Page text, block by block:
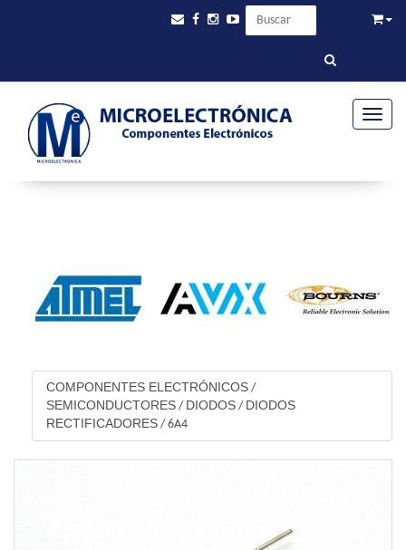
COMPONENTES ELECTRÓNICOS /
SEMICONDUCTORES / DIODOS / DIODOS
RECTIFICADORES / 6A4